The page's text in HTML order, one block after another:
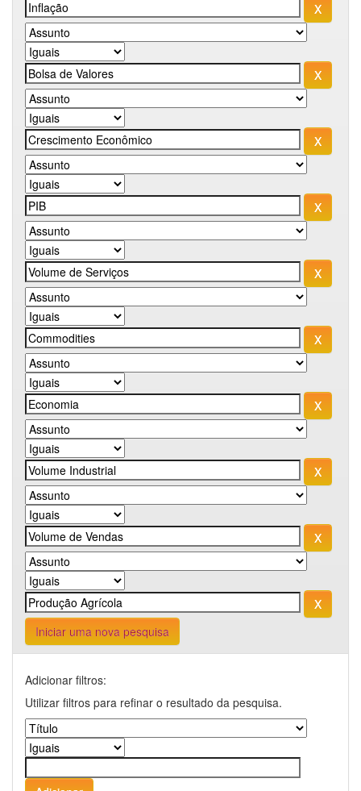
Iniciar uma nova pesquisa
Adicionar filtros:
Utilizar filtros para refinar o resultado da pesquisa.